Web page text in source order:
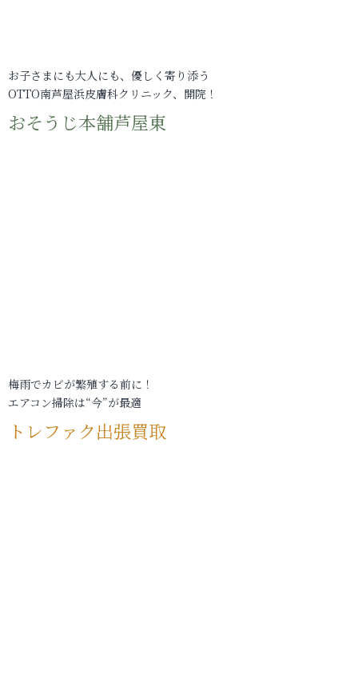
お子さまにも大人にも、優しく寄り添う
OTTO南芦屋浜皮膚科クリニック、開院！
おそうじ本舗芦屋東
梅雨でカビが繁殖する前に！
エアコン掃除は“今”が最適
トレファク出張買取